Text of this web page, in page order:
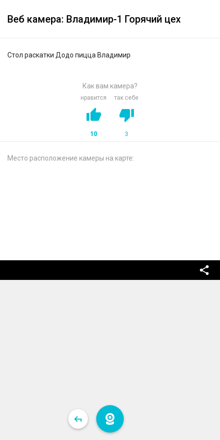
Веб камера: Владимир-1 Горячий цех
Стол раскатки Додо пицца Владимир
Как вам камера?
нравится так себе
10 3
Место расположение камеры на карте: